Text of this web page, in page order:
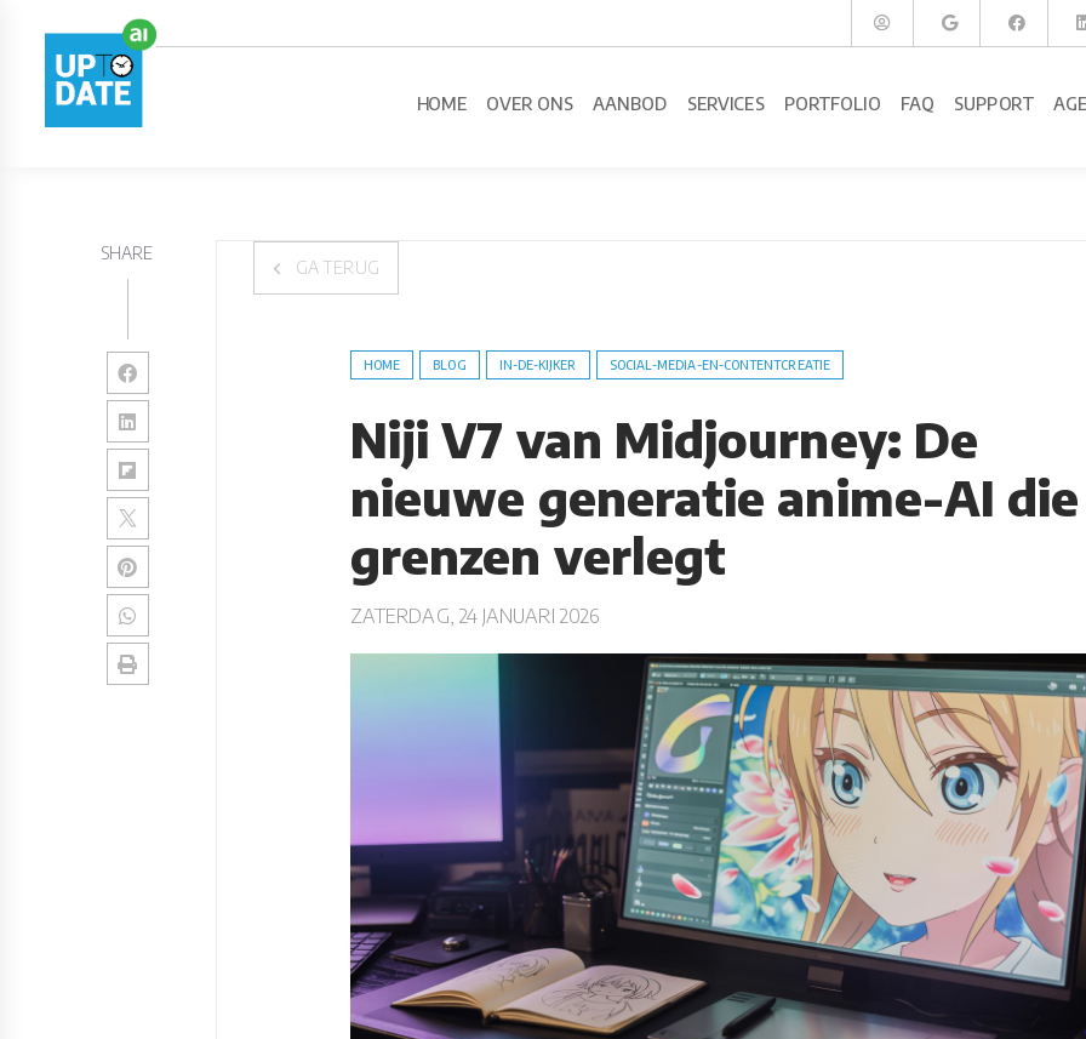
HOME OVER ONS AANBOD SERVICES PORTFOLIO FAQ SUPPORT
SHARE
GA TERUG
HOME BLOG IN-DE-KIJKER SOCIAL-MEDIA-EN-CONTENTCREATIE
Niji V7 van Midjourney: De
nieuwe generatie anime-AI die
grenzen verlegt
ZATERDAG, 24 JANUARI 2026